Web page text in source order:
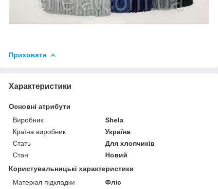
Приховати
Характеристики
Основні атрибути
Виробник
Shela
Країна виробник
Україна
Стать
Для хлопчиків
Стан
Новий
Користувальницькі характеристики
Матеріал підкладки
Фліс